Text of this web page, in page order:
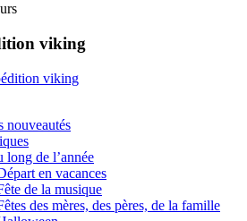
viking
viking
nouveautés
long de l’année
en vacances
de la musique
des mères, des pères, de la famille